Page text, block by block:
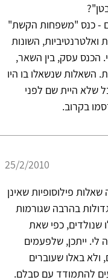
- כנס "משפחות הקשת"
השונות
עסק, בין השאר,
השאלות שנשאלו בו היו
שלא היית שם לפני
בקרוב.
25/2/2010
פילוסופיות שאינן
בהרבה שגורמות
שנולדים, כפי שאת
לי. ייתכן, שלפעמים
ולא באלו שעוברים
להתמודד עם סבלם.